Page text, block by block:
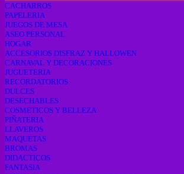
CACHARROS
PAPELERIA
JUEGOS DE MESA
ASEO PERSONAL
HOGAR
ACCESORIOS DISFRAZ Y HALLOWEN
CARNAVAL Y DECORACIONES
JUGUETERIA
RECORDATORIOS
DULCES
DESECHABLES
COSMETICOS Y BELLEZA
PIÑATERIA
LLAVEROS
MAQUETAS
BROMAS
DIDACTICOS
FANTASIA